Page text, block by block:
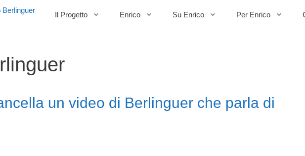
Il Progetto Enrico Su Enrico Per Enrico
un video di Berlinguer che parla di